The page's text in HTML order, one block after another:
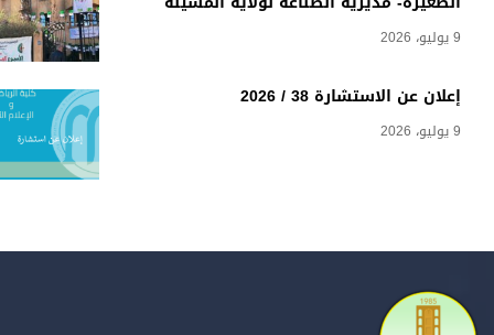
9 يوليو، 2026
إعلان عن الاستشارة 38 / 2026
9 يوليو، 2026